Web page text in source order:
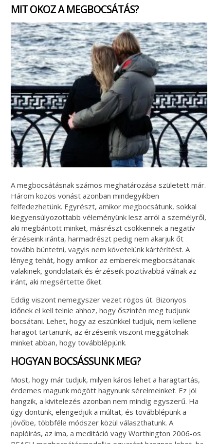
MIT OKOZ A MEGBOCSÁTÁS?
A megbocsátásnak számos meghatározása született már.
Három közös vonást azonban mindegyikben
felfedezhetünk. Egyrészt, amikor megbocsátunk, sokkal
kiegyensúlyozottabb véleményünk lesz arról a személyről,
aki megbántott minket, másrészt csökkennek a negatív
érzéseink iránta, harmadrészt pedig nem akarjuk őt
tovább büntetni, vagyis nem követelünk kártérítést. A
lényeg tehát, hogy amikor az emberek megbocsátanak
valakinek, gondolataik és érzéseik pozitívabbá válnak az
iránt, aki megsértette őket.
Eddig viszont nemegyszer vezet rögös út. Bizonyos
időnek el kell telnie ahhoz, hogy őszintén meg tudjunk
bocsátani. Lehet, hogy az eszünkkel tudjuk, nem kellene
haragot tartanunk, az érzéseink viszont meggátolnak
minket abban, hogy továbblépjünk.
HOGYAN BOCSÁSSUNK MEG?
Most, hogy már tudjuk, milyen káros lehet a haragtartás,
érdemes magunk mögött hagynunk sérelmeinket. Ez jól
hangzik, a kivitelezés azonban nem mindig egyszerű. Ha
úgy döntünk, elengedjük a múltat, és továbblépünk a
jövőbe, többféle módszer közül választhatunk. A
naplóírás, az ima, a meditáció vagy Worthington 2006-os